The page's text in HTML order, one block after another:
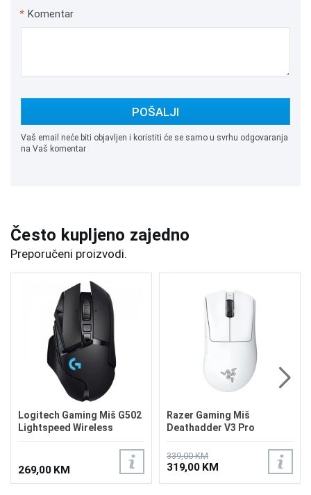
* Komentar
POŠALJI
Vaš email neće biti objavljen i koristiti će se samo u svrhu odgovaranja
na Vaš komentar
Često kupljeno zajedno
Preporučeni proizvodi.
Logitech Gaming Miš G502
Lightspeed Wireless
269,00 KM
Razer Gaming Miš
Deathadder V3 Pro
Wireless White
339,00 KM
319,00 KM